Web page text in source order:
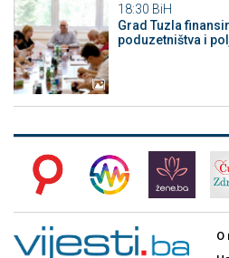
18:30 BiH
Grad Tuzla
poduzetništva i
O